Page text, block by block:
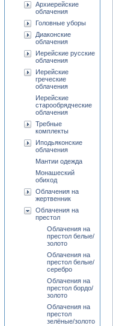
Архиерейские
облачения
Головные уборы
Диаконские
облачения
Иерейские русские
облачения
Иерейские
греческие
облачения
Иерейские
старообрядческие
облачения
Требные
комплекты
Иподьяконские
облачения
Мантии одежда
Монашеский
обиход
Облачения на
жертвенник
Облачения на
престол
Облачения на
престол белые/
золото
Облачения на
престол белые/
серебро
Облачения на
престол бордо/
золото
Облачения на
престол
зелёные/золото